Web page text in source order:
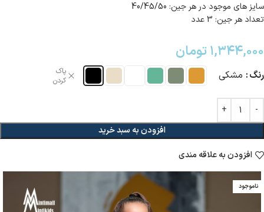
سایز های موجود در هر جین: 40/45/50
تعداد هر جین: 3 عدد
۱,۳۴۴,۰۰۰تومان
رنگ مشکی
پاک
کردن
افزودن به سبد خرید
افزودن به علاقه مندی
ناموجود